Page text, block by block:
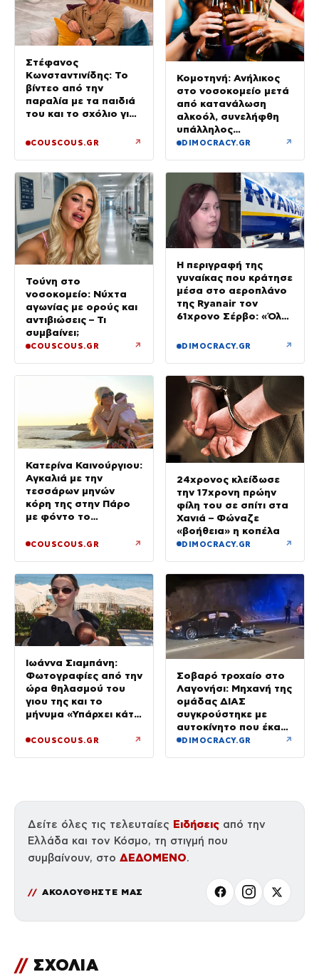
Στέφανος
Κωνσταντινίδης: Το
βίντεο από την
παραλία με τα παιδιά
του και το σχόλιο για
COUSCOUS.GR ↗
Κομοτηνή: Ανήλικος
στο νοσοκομείο μετά
από κατανάλωση
αλκοόλ, συνελήφθη
υπάλληλος
καταστήματος
DIMOCRACY.GR ↗
Τούνη στο
νοσοκομείο: Νύχτα
αγωνίας με ορούς και
αντιβιώσεις – Τι
συμβαίνει;
COUSCOUS.GR ↗
Η περιγραφή της
γυναίκας που κράτησε
μέσα στο αεροπλάνο
της Ryanair τον
61χρονο Σέρβο: «Όλα
δευτερολέπτου»
DIMOCRACY.GR ↗
Κατερίνα Καινούργιου:
Αγκαλιά με την
τεσσάρων μηνών
κόρη της στην Πάρο
με φόντο το
COUSCOUS.GR ↗
24χρονος κλείδωσε
την 17χρονη πρώην
φίλη του σε σπίτι στα
Χανιά – Φώναζε
«βοήθεια» η κοπέλα
DIMOCRACY.GR ↗
Ιωάννα Σιαμπάνη:
Φωτογραφίες από την
ώρα θηλασμού του
γιου της και το
μήνυμα «Υπάρχει κάτι
αργές μέρες»
COUSCOUS.GR ↗
Σοβαρό τροχαίο στο
Λαγονήσι: Μηχανή της
ομάδας ΔΙΑΣ
συγκρούστηκε με
αυτοκίνητο που έκανε
αναστροφή – Δύο
DIMOCRACY.GR ↗
Δείτε όλες τις τελευταίες Ειδήσεις από την
Ελλάδα και τον Κόσμο, τη στιγμή που
συμβαίνουν, στο ΔΕΔΟΜΕΝΟ.
ΑΚΟΛΟΥΘΗΣΤΕ ΜΑΣ
// ΣΧΟΛΙΑ